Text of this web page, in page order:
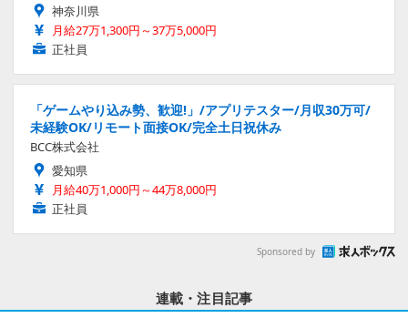
神奈川県
月給27万1,300円～37万5,000円
正社員
「ゲームやり込み勢、歓迎!」/アプリテスター/月収30万可/
未経験OK/リモート面接OK/完全土日祝休み
BCC株式会社
愛知県
月給40万1,000円～44万8,000円
正社員
Sponsored by
連載・注目記事